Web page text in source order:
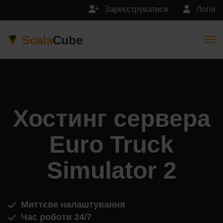
Логін
Зареєструватися
ScalaCube
Хостинг сервера
Euro Truck
Simulator 2
Миттєве налаштування
Час роботи 24/7